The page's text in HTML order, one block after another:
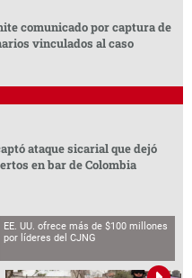
comunicado por captura de
vinculados al caso
ataque sicarial que dejó
en bar de Colombia
EE. UU. ofrece más de $100 millones
por líderes del CJNG